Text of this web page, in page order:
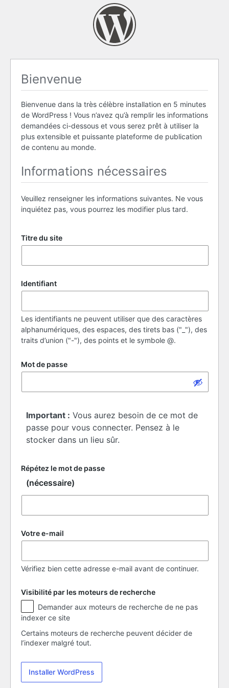
Bienvenue
Bienvenue dans la très célèbre installation en 5 minutes
de WordPress ! Vous n’avez qu’à remplir les informations
demandées ci-dessous et vous serez prêt à utiliser la
plus extensible et puissante plateforme de publication
de contenu au monde.
Informations nécessaires
Veuillez renseigner les informations suivantes. Ne vous
inquiétez pas, vous pourrez les modifier plus tard.
Titre du site
Identifiant
Les identifiants ne peuvent utiliser que des caractères
alphanumériques, des espaces, des tirets bas ("_"), des
traits d’union ("-"), des points et le symbole @.
Mot de passe
Important : Vous aurez besoin de ce mot de
passe pour vous connecter. Pensez à le
stocker dans un lieu sûr.
Répétez le mot de passe
(nécessaire)
Votre e-mail
Vérifiez bien cette adresse e-mail avant de continuer.
Visibilité par les moteurs de recherche
Visibilité
par
les
moteurs
de
indexer ce site
Certains moteurs de recherche peuvent décider de
l’indexer malgré tout.